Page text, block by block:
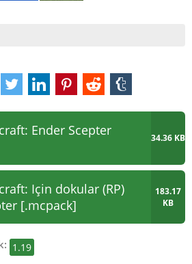
Ender Scepter
34.36 KB
Için dokular (RP)
[.mcpack]
183.17
KB
1.19